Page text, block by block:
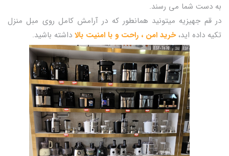
به دست شما می رسند.
در قم جهیزیه میتونید همانطور که در آرامش کامل روی مبل منزل
تکیه داده اید،خرید امن ، راحت و با امنیت بالا داشته باشید.